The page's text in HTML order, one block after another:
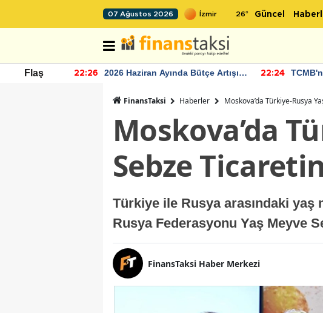
07 Ağustos 2026 26° Güncel
Flaş 22:26
2026 Haziran Ayında Bütçe Artışı
22:24
FinansTaksi Haberler Moskova’da Türkiye-Rusya
Moskova’da
Sebze
Türkiye ile Rusya arasındaki
Rusya Federasyonu Yaş Meyve
FinansTaksi Haber Merkezi